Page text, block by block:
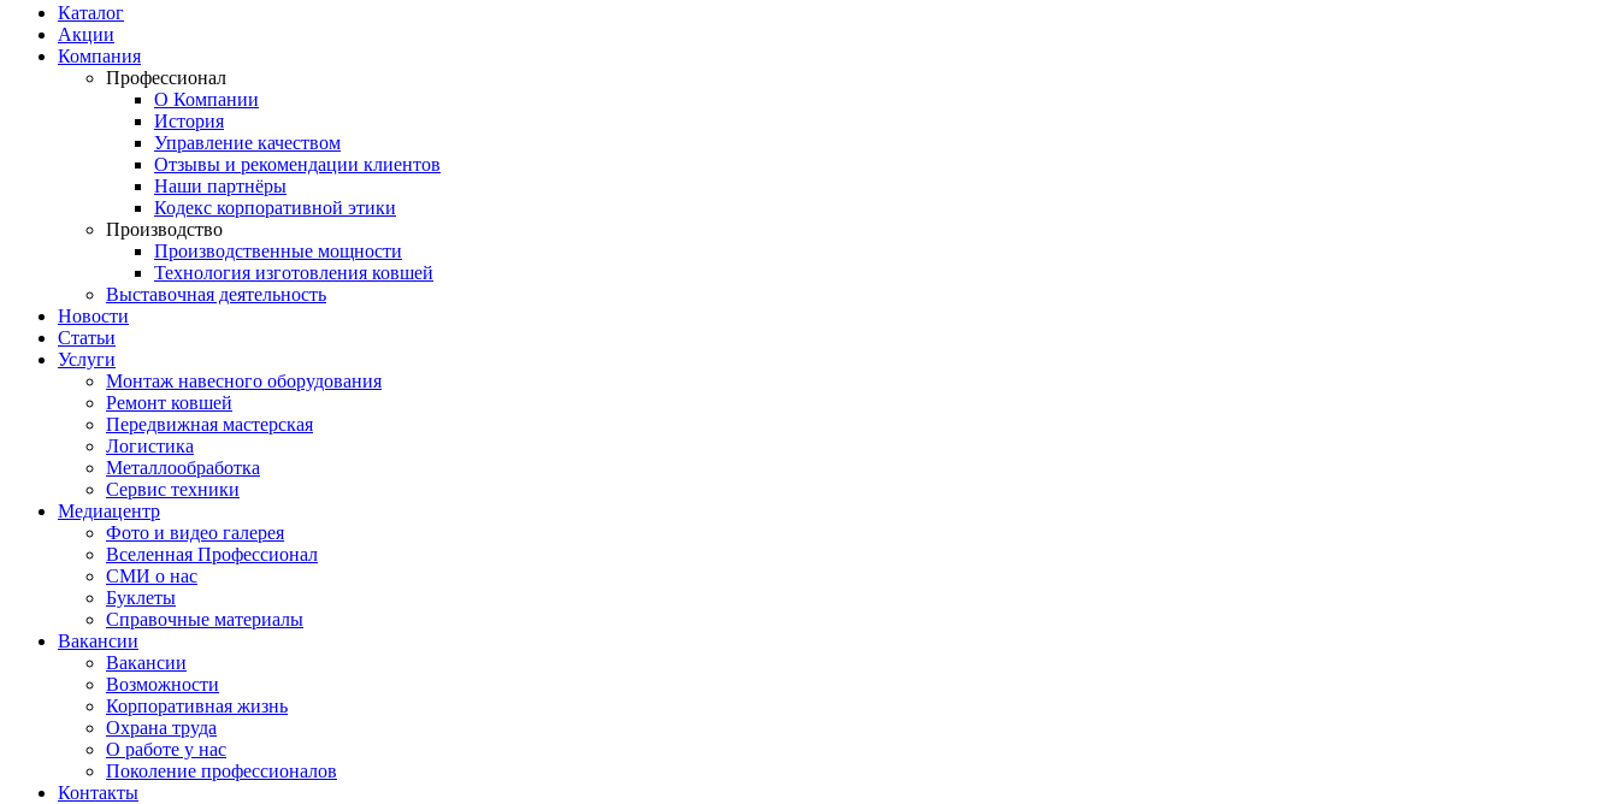
Каталог
Акции
Компания
Профессионал
О Компании
История
Управление качеством
Отзывы и рекомендации клиентов
Наши партнёры
Кодекс корпоративной этики
Производство
Производственные мощности
Технология изготовления ковшей
Выставочная деятельность
Новости
Статьи
Услуги
Монтаж навесного оборудования
Ремонт ковшей
Передвижная мастерская
Логистика
Металлообработка
Сервис техники
Медиацентр
Фото и видео галерея
Вселенная Профессионал
СМИ о нас
Буклеты
Справочные материалы
Вакансии
Вакансии
Возможности
Корпоративная жизнь
Охрана труда
О работе у нас
Поколение профессионалов
Контакты